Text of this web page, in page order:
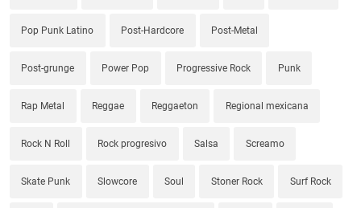
Pop Punk Latino Post-Hardcore Post-Metal
Post-grunge Power Pop Progressive Rock Punk
Rap Metal Reggae Reggaeton Regional mexicana
Rock N Roll Rock progresivo Salsa Screamo
Skate Punk Slowcore Soul Stoner Rock Surf Rock